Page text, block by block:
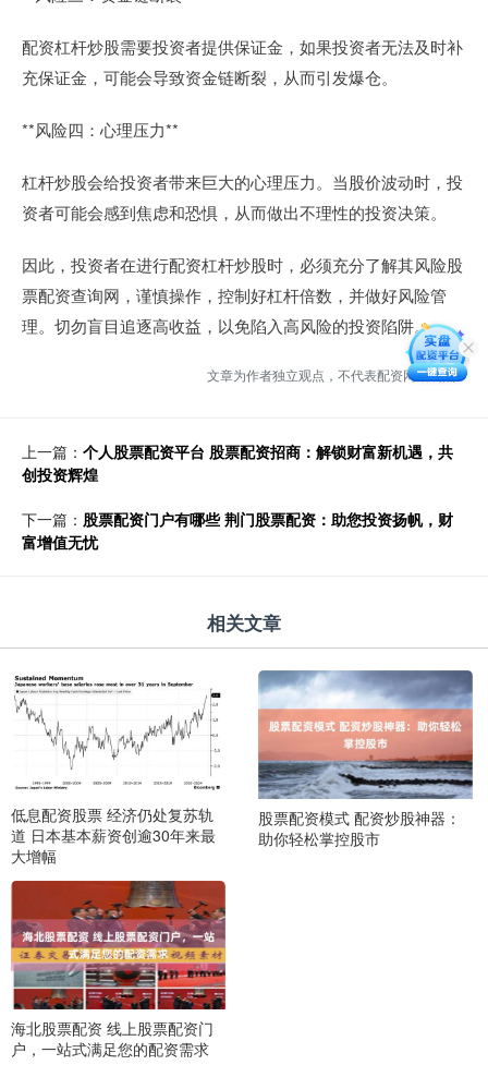
配资杠杆炒股需要投资者提供保证金，如果投资者无法及时补
充保证金，可能会导致资金链断裂，从而引发爆仓。
**风险四：心理压力**
杠杆炒股会给投资者带来巨大的心理压力。当股价波动时，投
资者可能会感到焦虑和恐惧，从而做出不理性的投资决策。
因此，投资者在进行配资杠杆炒股时，必须充分了解其风险股
票配资查询网，谨慎操作，控制好杠杆倍数，并做好风险管
理。切勿盲目追逐高收益，以免陷入高风险的投资陷阱。
文章为作者独立观点，不代表配资网站观点
上一篇： 个人股票配资平台 股票配资招商：解锁财富新机遇，共
创投资辉煌
下一篇： 股票配资门户有哪些 荆门股票配资：助您投资扬帆，财
富增值无忧
相关文章
低息配资股票 经济仍处复苏轨
道 日本基本薪资创逾30年来最
大增幅
股票配资模式 配资炒股神器：
助你轻松掌控股市
海北股票配资 线上股票配资门
户，一站式满足您的配资需求